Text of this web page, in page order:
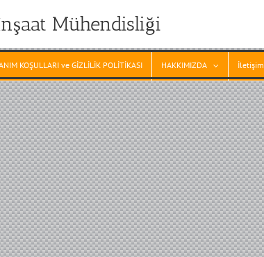
Mühendisliği
KOŞULLARI ve GİZLİLİK POLİTİKASI HAKKIMIZDA İletişim